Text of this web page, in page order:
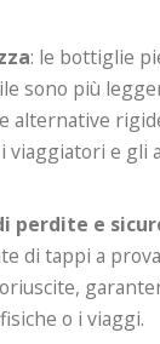
: le bottiglie
sono più
alternative
viaggiatori e gli
perdite e
di tappi a
o i viaggi.